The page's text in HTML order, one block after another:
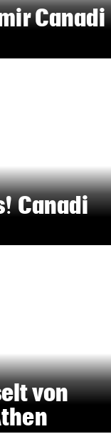
Canadi
Canadi
von